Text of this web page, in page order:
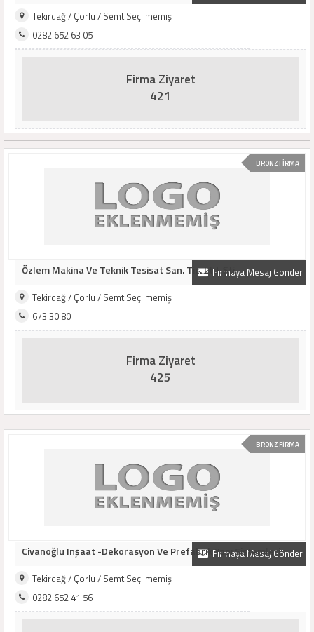
Tekirdağ / Çorlu / Semt Seçilmemiş
0282 652 63 05
Firma Ziyaret
421
BRONZ FİRMA
Firmaya Mesaj Gönder
Özlem Makina Ve Teknik Tesisat San. Tic. Ltd. Şti.
Tekirdağ / Çorlu / Semt Seçilmemiş
673 30 80
Firma Ziyaret
425
BRONZ FİRMA
Firmaya Mesaj Gönder
Civanoğlu Inşaat -Dekorasyon Ve Prefabrık Yapı Sistemleri
Tekirdağ / Çorlu / Semt Seçilmemiş
0282 652 41 56